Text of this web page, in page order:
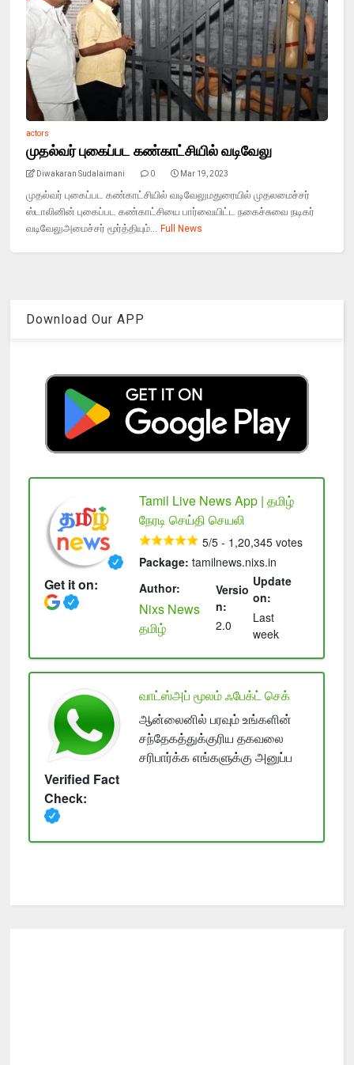
actors
முதல்வர் புகைப்பட கண்காட்சியில் வடிவேலு
Diwakaran Sudalaimani 0 Mar 19, 2023
முதல்வர் புகைப்பட கண்காட்சியில் வடிவேலுமதுரையில் முதலமைச்சர்
ஸ்டாலினின் புகைப்பட கண்காட்சியை பார்வையிட்ட நகைச்சுவை நடிகர்
வடிவேலுஅமைச்சர் மூர்த்தியும்... Full News
Download Our APP